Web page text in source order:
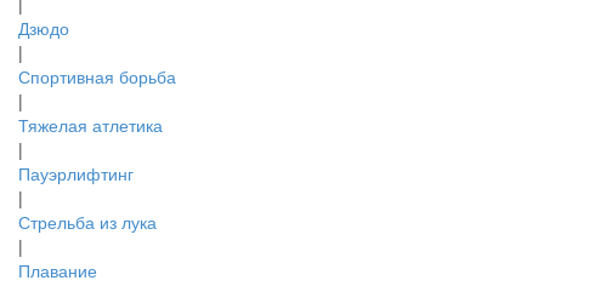
Дзюдо
|
Спортивная борьба
|
Тяжелая атлетика
|
Пауэрлифтинг
|
Стрельба из лука
|
Плавание